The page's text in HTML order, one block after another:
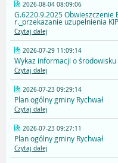
2026-08-04 08:09:06
G.6220.9.2025 Obwieszczenie
r._przekazanie uzupełnienia
Czytaj dalej
2026-07-29 11:09:14
Wykaz informacji o
Czytaj dalej
2026-07-23 09:29:14
Plan ogólny gminy Rychwał
Czytaj dalej
2026-07-23 09:27:11
Plan ogólny gminy Rychwał
Czytaj dalej